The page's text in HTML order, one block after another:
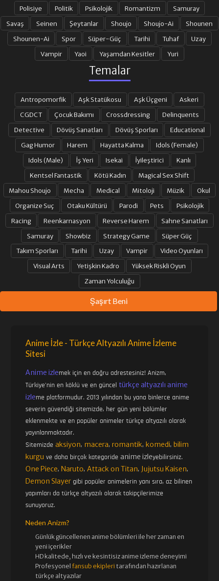
Polisiye Politik Psikolojik Romantizm
Samuray
Savaş
Seinen Şeytanlar Shoujo Shoujo-Ai
Shounen
Shounen-Ai
Spor Süper-Güç Tarihi Tuhaf
Uzay
Vampir
Yaoi Yaşamdan Kesitler Yuri
Temalar
Antropomorfik Aşk Statükosu Aşk Üçgeni
Askeri
CGDCT
Çocuk Bakımı Crossdressing
Delinquents
Detective
Dövüş Sanatları Dövüş Sporları
Educational
Gag Humor
Harem Hayatta Kalma
Idols (Female)
Idols (Male)
İş Yeri Isekai İyileştirici
Kanlı
Kentsel Fantastik
Kötü Kadın
Magical Sex Shift
Mahou Shoujo
Mecha Medical Mitoloji Müzik
Okul
Organize Suç
Otaku Kültürü Parodi Pets
Psikolojik
Racing
Reenkarnasyon Reverse Harem
Sahne Sanatları
Samuray
Showbiz Strategy Game
Süper Güç
Takım Sporları
Tarihi Uzay Vampir
Video Oyunları
Visual Arts
Yetişkin Kadro
Yüksek Riskli Oyun
Zaman Yolculuğu
Şaşırt Beni
Anime İzle - Türkçe Altyazılı Anime İzleme
Sitesi
Anime izlemek için en doğru adrestesiniz! Anizm,
Türkiye'nin en köklü ve en günceltürkçe altyazılı anime
izleme platformudur. 2013 yılından bu yana binlerce anime
severin güvendiği sitemizde, her gün yeni bölümler
eklenmekte ve en popüler animeler türkçe altyazılı olarak
yayınlanmaktadır.
Sitemizdeaksiyon, macera,romantik, komedi, bilim
kurgu ve daha birçok kategoride anime izleyebilirsiniz.
One Piece, Naruto,Attack on Titan, Jujutsu Kaisen,
Demon Slayer gibi popüler animelerin yanı sıra, az bilinen
yapımları da türkçe altyazılı olarak takipçilerimize
sunuyoruz.
Neden Anizm?
Günlük güncellenen anime bölümleri ile her zaman en
yeni içerikler
HD kalitede, hızlı ve kesintisiz anime izleme deneyimi
Profesyonelfansub ekipleri tarafından hazırlanan
türkçe altyazılar